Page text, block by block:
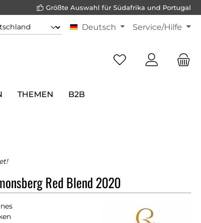
Größte Auswahl für Südafrika und Portugal
Deutsch Service/Hilfe
THEMEN B2B
Red Blend 2020